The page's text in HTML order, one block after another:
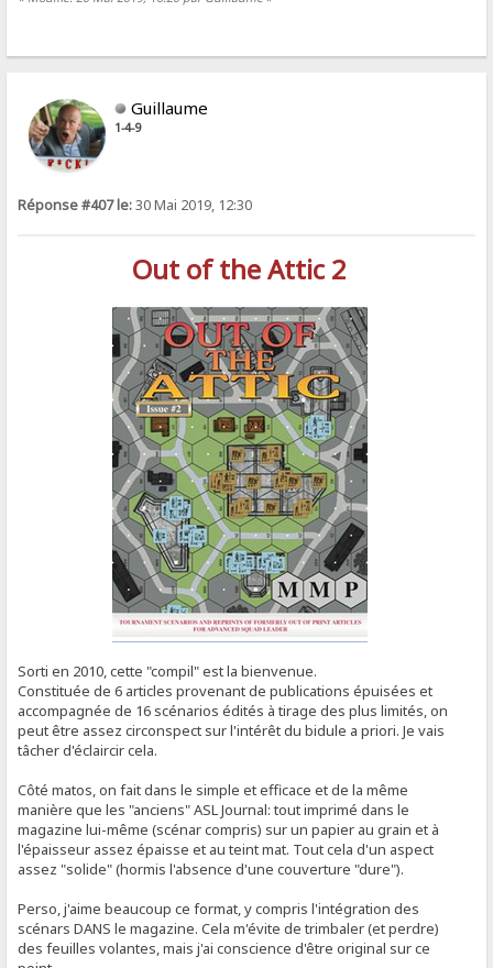
Guillaume
1-4-9
Réponse #407 le:30 Mai 2019, 12:30
Out of the Attic 2
Sorti en 2010, cette "compil" est la bienvenue.
Constituée de 6 articles provenant de publications épuisées et
accompagnée de 16 scénarios édités à tirage des plus limités, on
peut être assez circonspect sur l'intérêt du bidule a priori. Je vais
tâcher d'éclaircir cela.
Côté matos, on fait dans le simple et efficace et de la même
manière que les "anciens" ASL Journal: tout imprimé dans le
magazine lui-même (scénar compris) sur un papier au grain et à
l'épaisseur assez épaisse et au teint mat. Tout cela d'un aspect
assez "solide" (hormis l'absence d'une couverture "dure").
Perso, j'aime beaucoup ce format, y compris l'intégration des
scénars DANS le magazine. Cela m'évite de trimbaler (et perdre)
des feuilles volantes, mais j'ai conscience d'être original sur ce